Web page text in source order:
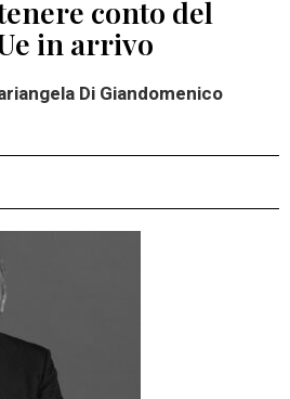
conto del
in arrivo
Di Giandomenico